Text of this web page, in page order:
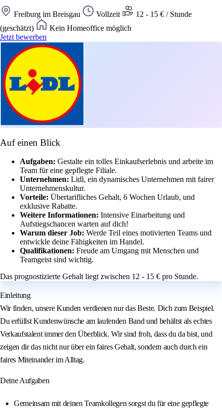
Freiburg im Breisgau Vollzeit
12 - 15 € / Stunde
(geschätzt)
Kein Homeoffice möglich
Jetzt bewerben
Auf einen Blick
Aufgaben: Gestalte ein tolles Einkaufserlebnis und arbeite im
Team für eine gepflegte Filiale.
Unternehmen: Lidl, ein dynamisches Unternehmen mit fairer
Unternehmenskultur.
Vorteile: Übertarifliches Gehalt, 6 Wochen Urlaub, und
exklusive Rabatte.
Weitere Informationen: Intensive Einarbeitung und
Aufstiegschancen warten auf dich!
Warum dieser Job: Werde Teil eines motivierten Teams und
entwickle deine Fähigkeiten im Handel.
Qualifikationen: Freude am Umgang mit Menschen und
Teamgeist sind wichtig.
Das prognostizierte Gehalt liegt zwischen 12 - 15 € pro Stunde.
Einleitung
Wir finden, unsere Kunden verdienen nur das Beste. Dich zum Beispiel.
Du erfüllst Kundenwünsche am laufenden Band und behältst als echtes
Verkaufstalent immer den Überblick. Wir sind froh, dass du da bist, und
zeigen dir das nicht nur über ein faires Gehalt, sondern auch durch ein
faires Miteinander im Alltag.
Deine Aufgaben
Gemeinsam mit deinen Teamkollegen sorgst du für eine gepflegte